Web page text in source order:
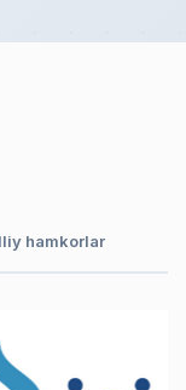
hamkorlar